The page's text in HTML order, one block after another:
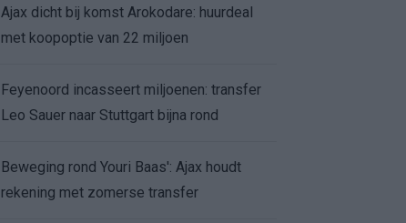
Ajax dicht bij komst Arokodare: huurdeal
met koopoptie van 22 miljoen
Feyenoord incasseert miljoenen: transfer
Leo Sauer naar Stuttgart bijna rond
Beweging rond Youri Baas': Ajax houdt
rekening met zomerse transfer